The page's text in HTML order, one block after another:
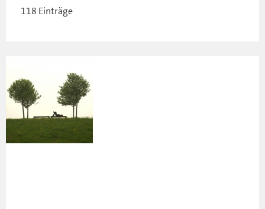
118 Einträge